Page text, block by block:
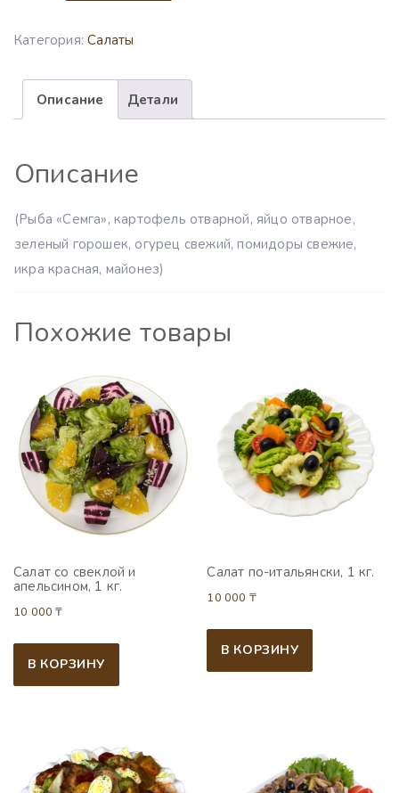
Категория:Салаты
Описание Детали
Описание
(Рыба «Семга», картофель отварной, яйцо отварное,
зеленый горошек, огурец свежий, помидоры свежие,
икра красная, майонез)
Похожие товары
Салат со свеклой и
апельсином, 1 кг.
10 000₸
В КОРЗИНУ
Салат по-итальянски, 1 кг.
10 000 ₸
В КОРЗИНУ